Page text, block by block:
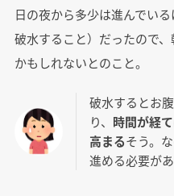
日の夜から多少は進んでい
破水すること）だったので
かもしれないとのこと。
破水するとお
り、 時間が経
高まるそう。
進める必要があ